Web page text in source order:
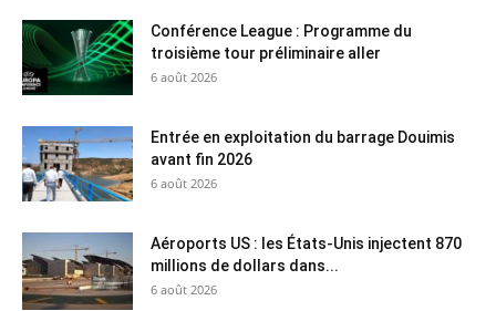
Conférence League : Programme du
troisième tour préliminaire aller
6 août 2026
Entrée en exploitation du barrage Douimis
avant fin 2026
6 août 2026
Aéroports US : les États-Unis injectent 870
millions de dollars dans...
6 août 2026